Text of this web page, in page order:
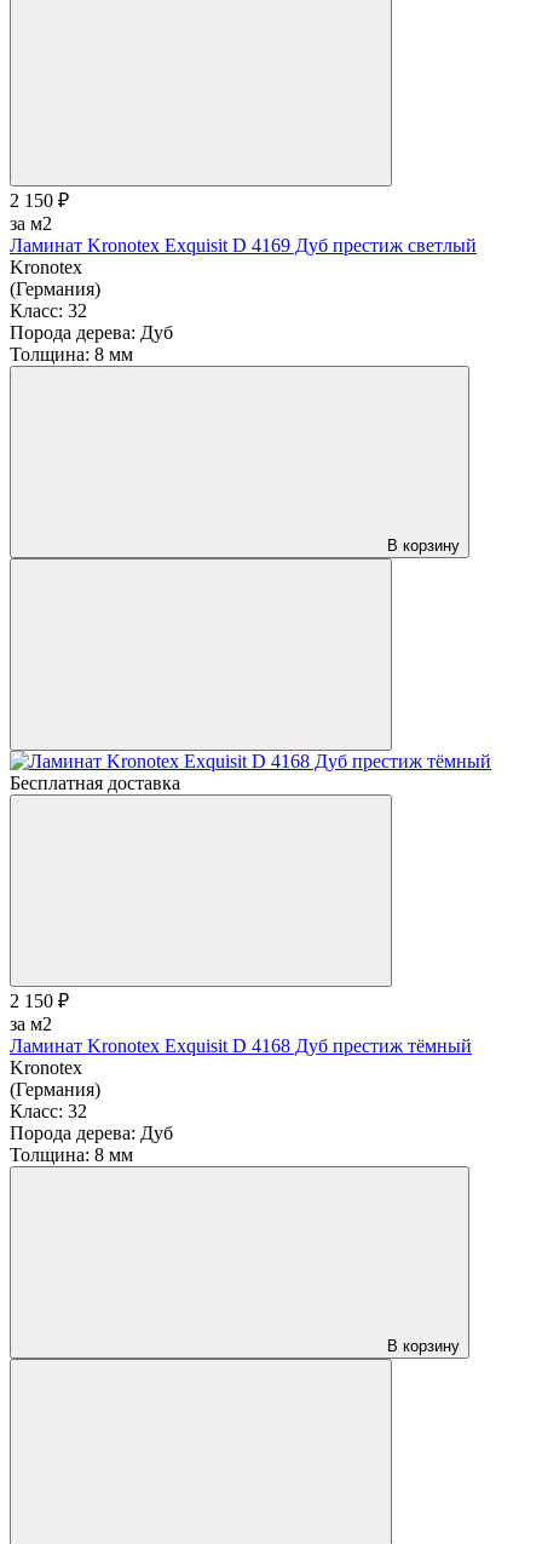
2 150 ₽
за м2
Ламинат Kronotex Exquisit D 4169 Дуб престиж светлый
Kronotex
(Германия)
Класс: 32
Порода дерева: Дуб
Толщина: 8 мм
В корзину
Бесплатная доставка
2 150 ₽
за м2
Ламинат Kronotex Exquisit D 4168 Дуб престиж тёмный
Kronotex
(Германия)
Класс: 32
Порода дерева: Дуб
Толщина: 8 мм
В корзину